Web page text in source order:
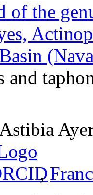
of the
and
,